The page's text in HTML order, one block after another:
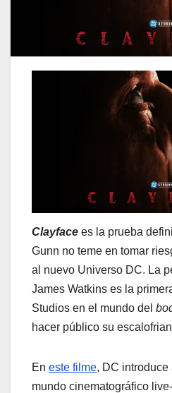
Clayface es la prueba
Gunn no teme en tomar
al nuevo Universo DC. La
James Watkins es la
Studios en el mundo del
hacer público su
En este filme, DC introduce
mundo cinematográfico